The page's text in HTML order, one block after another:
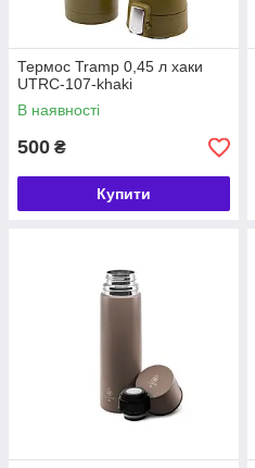
Термос Tramp 0,45 л хаки
UTRC-107-khaki
В наявності
500 ₴
Купити